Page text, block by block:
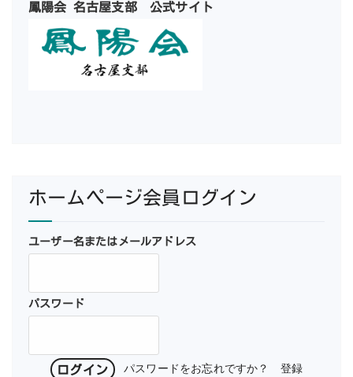
鳳陽会 名古屋支部 公式サイト
ホームページ会員ログイン
ユーザー名またはメールアドレス
パスワード
パスワードをお忘れですか？ 登録